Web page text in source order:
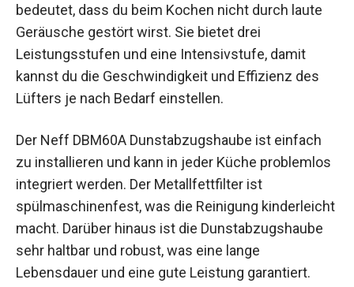
bedeutet, dass du beim Kochen nicht durch laute
Geräusche gestört wirst. Sie bietet drei
Leistungsstufen und eine Intensivstufe, damit
kannst du die Geschwindigkeit und Effizienz des
Lüfters je nach Bedarf einstellen.
Der Neff DBM60A Dunstabzugshaube ist einfach
zu installieren und kann in jeder Küche problemlos
integriert werden. Der Metallfettfilter ist
spülmaschinenfest, was die Reinigung kinderleicht
macht. Darüber hinaus ist die Dunstabzugshaube
sehr haltbar und robust, was eine lange
Lebensdauer und eine gute Leistung garantiert.